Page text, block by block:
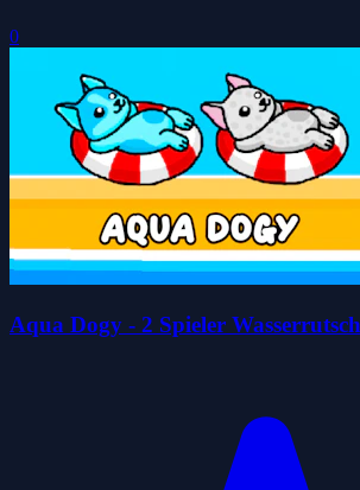
0
Aqua Dogy - 2 Spieler